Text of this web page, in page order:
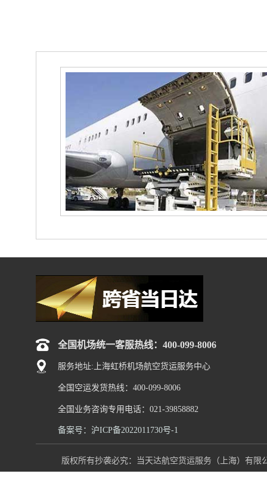
全国机场统一客服热线：400-099-8006
服务地址:上海虹桥机场航空货运服务中心
全国空运发货热线：400-099-8006
全国业务咨询专用电话：021-39858882
备案号：沪ICP备2022011730号-1
版权所有抄袭必究：当天达航空货运服务（上海）有限